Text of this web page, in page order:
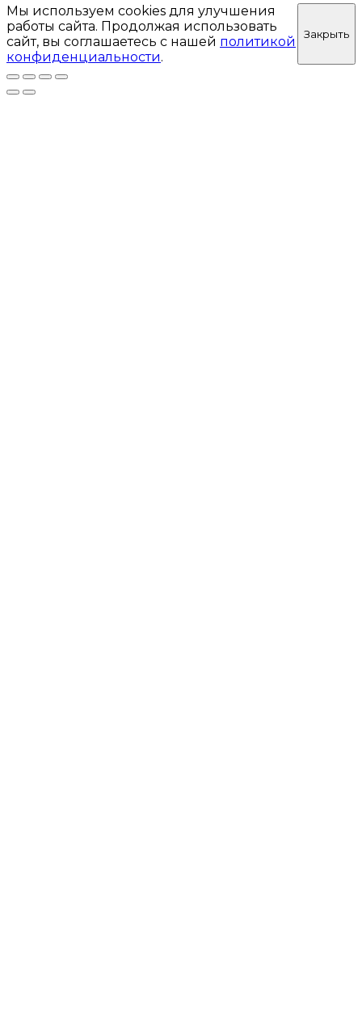
Мы используем cookies для улучшения
работы сайта. Продолжая использовать
сайт, вы соглашаетесь с нашей политикой
конфиденциальности.
Закрыть